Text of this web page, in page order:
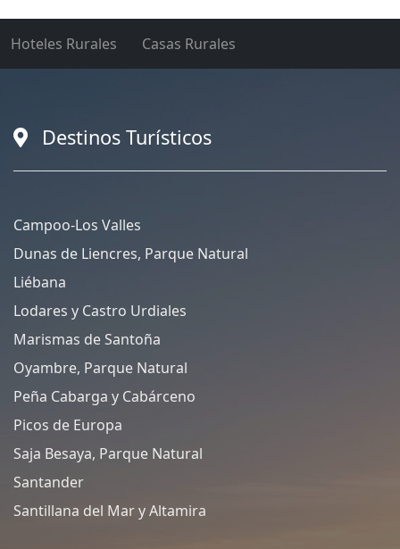
Hoteles Rurales Casas Rurales
Destinos Turísticos
Campoo-Los Valles
Dunas de Liencres, Parque Natural
Liébana
Lodares y Castro Urdiales
Marismas de Santoña
Oyambre, Parque Natural
Peña Cabarga y Cabárceno
Picos de Europa
Saja Besaya, Parque Natural
Santander
Santillana del Mar y Altamira